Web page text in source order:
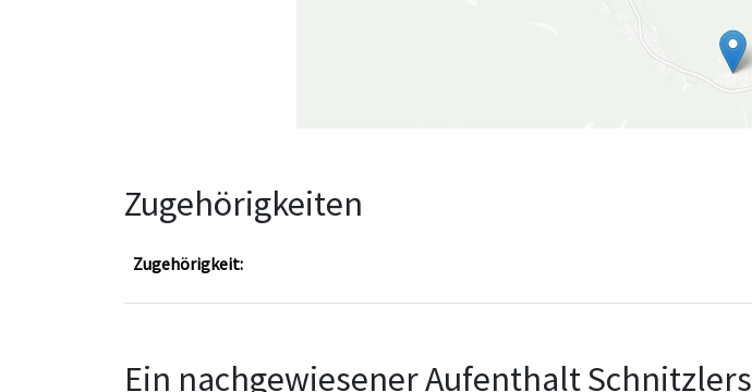
Zugehörigkeiten
Zugehörigkeit:
Ein nachgewiesener Aufenthalt Schnitzlers